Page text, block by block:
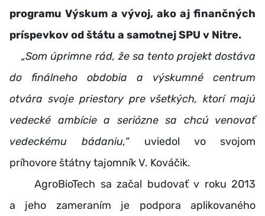
programu Výskum a vývoj, ako aj finančných
príspevkov od štátu a samotnej SPU v Nitre.
„Som úprimne rád, že sa tento projekt dostáva
do finálneho obdobia a výskumné centrum
otvára svoje priestory pre všetkých, ktorí majú
vedecké ambície a seriózne sa chcú venovať
vedeckému bádaniu,“ uviedol vo svojom
príhovore štátny tajomník V. Kováčik.
AgroBioTech sa začal budovať v roku 2013
a jeho zameraním je podpora aplikovaného